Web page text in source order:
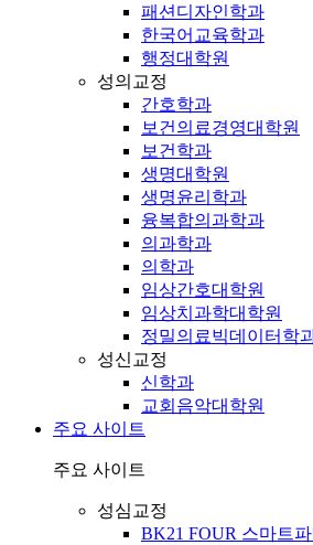
패션디자인학과
한국어교육학과
행정대학원
성의교정
간호학과
보건의료경영대학원
보건학과
생명대학원
생명윤리학과
융복합의과학과
의과학과
의학과
임상간호대학원
임상치과학대학원
정밀의료빅데이터학
성신교정
신학과
교회음악대학원
주요 사이트
주요 사이트
성심교정
BK21 FOUR 스마트